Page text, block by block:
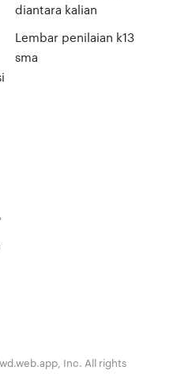
diantara kalian
Lembar penilaian k13
sma
Inc. All rights